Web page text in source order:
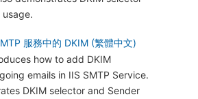
服務中的 DKIM (繁體中文)
how to add DKIM
emails in IIS SMTP Service.
DKIM selector and Sender